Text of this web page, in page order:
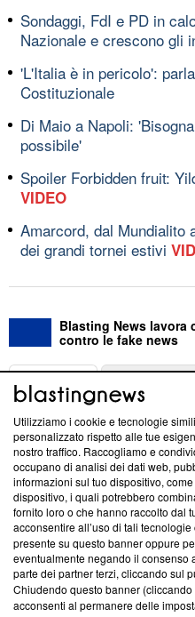
Sondaggi, FdI e PD in
Nazionale e crescono gli
'L'Italia è in pericolo':
Costituzionale
Di Maio a Napoli:
possibile'
Spoiler Forbidden fruit:
VIDEO
Amarcord, dal Mundialito
dei grandi tornei estivi
Blasting News lavora
contro le fake news
ABOUT
Questa sezione offre
News, sui nostri processi
creare news di qualità. Inoltre,
‘Trust Project - News with
ancora membro del
parte; Trust Project non ha
conformità agli standard.
Su di noi
Team editoriale
Utilizziamo i cookie e tecnologie
personalizzato rispetto alle tue
nostro traffico. Raccogliamo e
occupano di analisi dei dati web,
informazioni sul tuo dispositivo,
dispositivo, i quali potrebbero
fornito loro o che hanno raccolto dal
acconsentire all’uso di tali
presente su questo banner oppure
eventualmente negando il consenso
parte dei partner terzi, cliccando sul
Chiudendo questo banner
acconsenti al permanere delle